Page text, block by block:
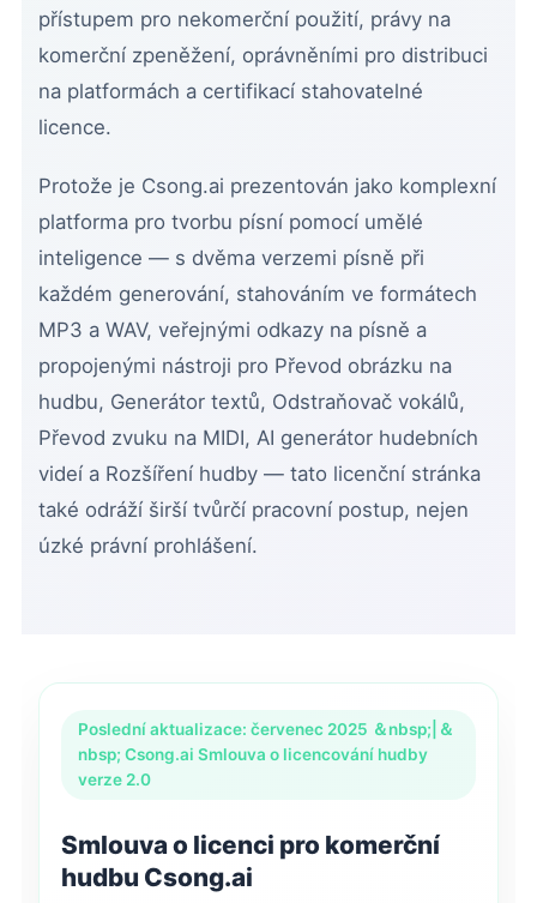
přístupem pro nekomerční použití, právy na
komerční zpeněžení, oprávněními pro distribuci
na platformách a certifikací stahovatelné
licence.
Protože je Csong.ai prezentován jako komplexní
platforma pro tvorbu písní pomocí umělé
inteligence — s dvěma verzemi písně při
každém generování, stahováním ve formátech
MP3 a WAV, veřejnými odkazy na písně a
propojenými nástroji pro Převod obrázku na
hudbu, Generátor textů, Odstraňovač vokálů,
Převod zvuku na MIDI, AI generátor hudebních
videí a Rozšíření hudby — tato licenční stránka
také odráží širší tvůrčí pracovní postup, nejen
úzké právní prohlášení.
Poslední aktualizace: červenec 2025 ＆nbsp;|＆
nbsp; Csong.ai Smlouva o licencování hudby
verze 2.0
Smlouva o licenci pro komerční
hudbu Csong.ai